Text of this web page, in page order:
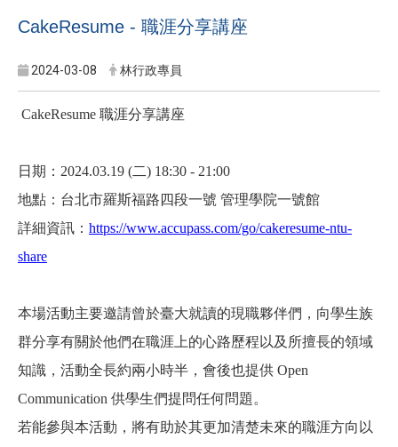
CakeResume - 職涯分享講座
2024-03-08 林行政專員
CakeResume 職涯分享講座
日期：2024.03.19 (二) 18:30 - 21:00
地點：台北市羅斯福路四段一號 管理學院一號館
詳細資訊： https://www.accupass.com/go/cakeresume-ntu-
share
本場活動主要邀請曾於臺大就讀的現職夥伴們，向學生族
群分享有關於他們在職涯上的心路歷程以及所擅長的領域
知識，活動全長約兩小時半，會後也提供 Open
Communication 供學生們提問任何問題。
若能參與本活動，將有助於其更加清楚未來的職涯方向以